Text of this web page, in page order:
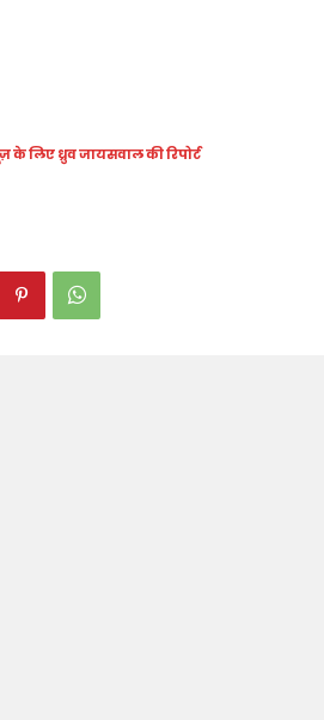
के लिए ध्रुव जायसवाल की रिपोर्ट